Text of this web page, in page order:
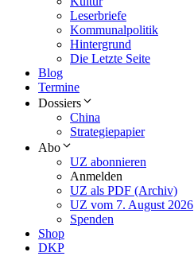
Leserbriefe
Kommunalpolitik
Hintergrund
Die Letzte Seite
Blog
Termine
Dossiers
China
Strategiepapier
Abo
UZ abonnieren
Anmelden
UZ als PDF (Archiv)
UZ vom 7. August 2026
Spenden
Shop
DKP